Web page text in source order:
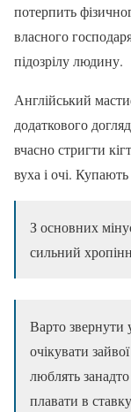
потерпить
власного
підозрілу людину.
Англійський
додаткового
вчасно стригти
вуха і очі.
З основних
сильний
Варто звернути
очікувати
люблять
плавати в